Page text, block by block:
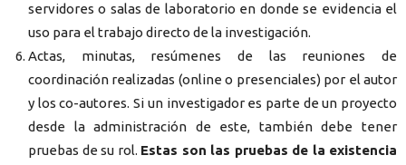
servidores o salas de laboratorio en donde se evidencia el
uso para el trabajo directo de la investigación.
Actas, minutas, resúmenes de las reuniones de
coordinación realizadas (online o presenciales) por el autor
y los co-autores. Si un investigador es parte de un proyecto
desde la administración de este, también debe tener
pruebas de su rol. Estas son las pruebas de la existencia